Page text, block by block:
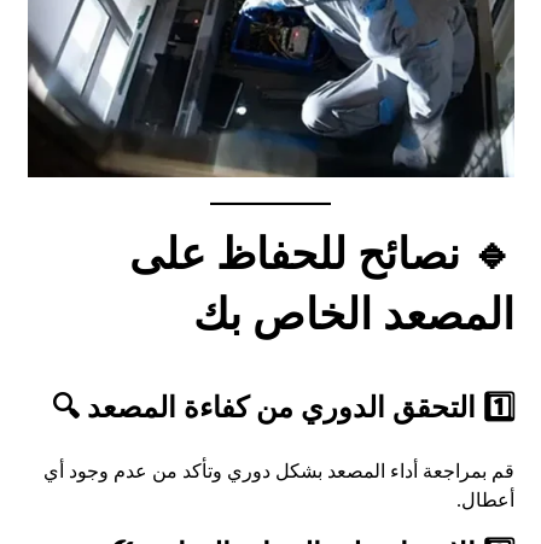
🔹 نصائح للحفاظ على
المصعد الخاص بك
1️⃣ التحقق الدوري من كفاءة المصعد 🔍
قم بمراجعة أداء المصعد بشكل دوري وتأكد من عدم وجود أي
أعطال.